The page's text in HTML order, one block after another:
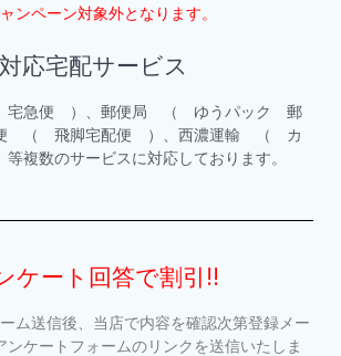
ンペーン対象外となります。
対応宅配サービス
宅急便 ）、郵便局 （ ゆうパック 郵
（ 飛脚宅配便 ）、西濃運輸 （ カ
複数のサービスに対応しております。
ケート回答で割引!!
ム送信後、当店で内容を確認次第登録メー
ンケートフォームのリンクを送信いたしま